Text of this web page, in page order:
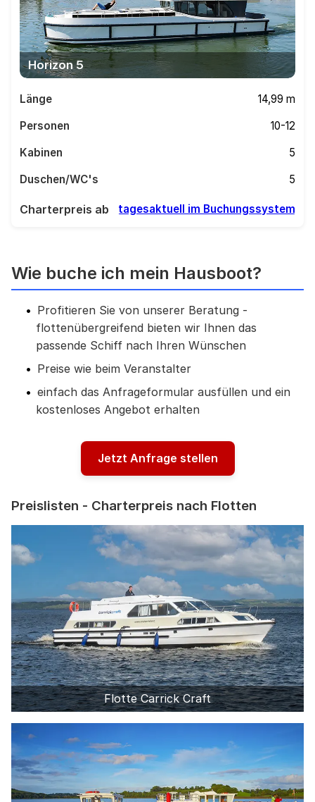
Horizon 5
Länge
14,99 m
Personen
10-12
Kabinen
5
Duschen/WC's
5
Charterpreis ab tagesaktuell im Buchungssystem
Wie buche ich mein Hausboot?
Profitieren Sie von unserer Beratung -
flottenübergreifend bieten wir Ihnen das
passende Schiff nach Ihren Wünschen
Preise wie beim Veranstalter
einfach das Anfrageformular ausfüllen und ein
kostenloses Angebot erhalten
Jetzt Anfrage stellen
Preislisten - Charterpreis nach Flotten
Flotte Carrick Craft